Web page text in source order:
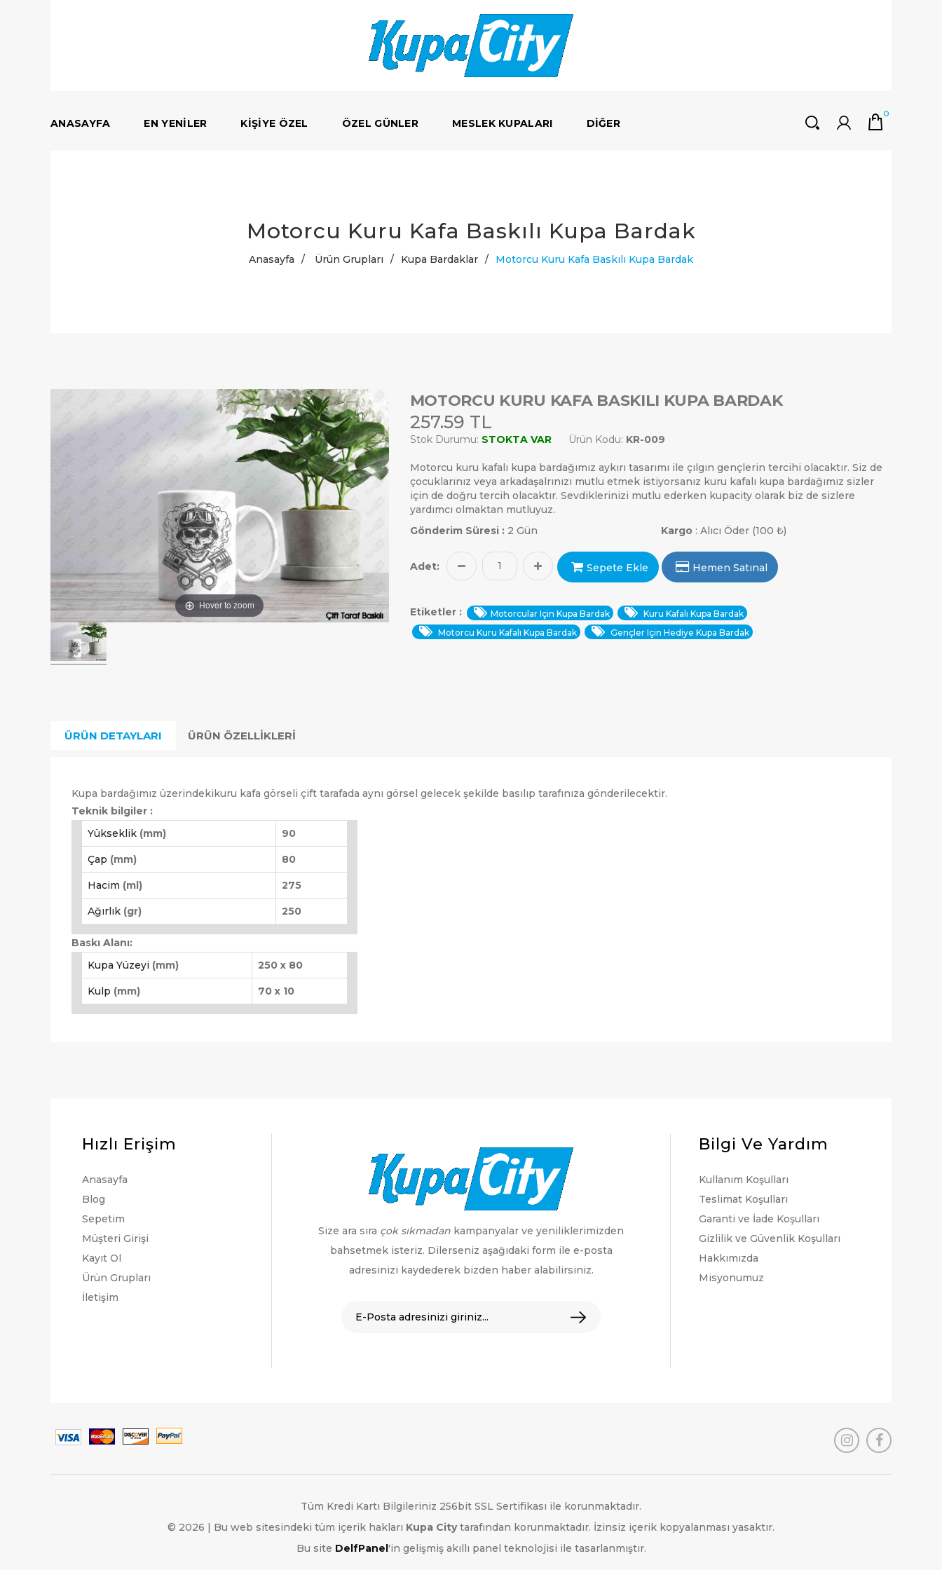
0
ANASAYFA EN YENILER KIŞIYE ÖZEL ÖZEL GÜNLER MESLEK KUPALARI DIĞER
Motorcu Kuru Kafa Baskılı Kupa Bardak
Anasayfa / Ürün Grupları / Kupa Bardaklar / Motorcu Kuru Kafa Baskılı Kupa Bardak
Hover to zoom
MOTORCU KURU KAFA BASKILI KUPA BARDAK
257.59 TL
Stok Durumu: STOKTA VAR Ürün Kodu: KR-009
Motorcu kuru kafalı kupa bardağımız aykırı tasarımı ile çılgın gençlerin tercihi olacaktır. Siz de
çocuklarınız veya arkadaşalrınızı mutlu etmek istiyorsanız kuru kafalı kupa bardağımız sizler
için de doğru tercih olacaktır. Sevdiklerinizi mutlu ederken kupacity olarak biz de sizlere
yardımcı olmaktan mutluyuz.
Gönderim Süresi :2 Gün Kargo : Alıcı Öder (100 ₺)
Adet: Sepete Ekle Hemen Satınal
Etiketler : Motorcular Için Kupa Bardak
Kuru Kafalı Kupa Bardak
Motorcu Kuru Kafalı Kupa Bardak
Gençler Için Hediye Kupa Bardak
ÜRÜN DETAYLARI ÜRÜN ÖZELLIKLERI
Kupa bardağımız üzerindekikuru kafa görseli çift tarafada aynı görsel gelecek şekilde basılıp tarafınıza gönderilecektir.
Teknik bilgiler :
Yükseklik (mm) 90
Çap (mm) 80
Hacim (ml) 275
Ağırlık (gr) 250
Baskı Alanı:
Kupa Yüzeyi (mm) 250 x 80
Kulp (mm) 70 x 10
Hızlı Erişim
Anasayfa
Blog
Sepetim
Müşteri Girişi
Kayıt Ol
Ürün Grupları
İletişim
Size ara sıra çok sıkmadan kampanyalar ve yeniliklerimizden
bahsetmek isteriz. Dilerseniz aşağıdaki form ile e-posta
adresinizi kaydederek bizden haber alabilirsiniz.
Bilgi Ve Yardım
Kullanım Koşulları
Teslimat Koşulları
Garanti ve İade Koşulları
Gizlilik ve Güvenlik Koşulları
Hakkımızda
Misyonumuz
Tüm Kredi Kartı Bilgileriniz 256bit SSL Sertifikası ile korunmaktadır.
© 2026 | Bu web sitesindeki tüm içerik hakları Kupa Citytarafından korunmaktadır. İzinsiz içerik kopyalanması yasaktır.
Bu site DelfPanel'in gelişmiş akıllı panel teknolojisi ile tasarlanmıştır.